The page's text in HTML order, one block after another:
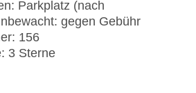
Parkplatz (nach
gegen Gebühr
156
3 Sterne